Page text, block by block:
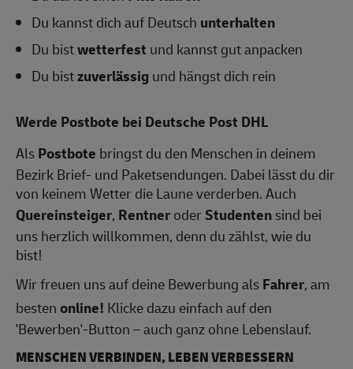
Du kannst dich auf Deutsch unterhalten
Du bistwetterfest und kannst gut anpacken
Du bistzuverlässigund hängst dich rein
Werde Postbote bei Deutsche Post DHL
AlsPostbote bringst du den Menschen in deinem
Bezirk Brief- und Paketsendungen. Dabei lässt du dir
von keinem Wetter die Laune verderben. Auch
Quereinsteiger, RentneroderStudentensind bei
uns herzlich willkommen, denn du zählst, wie du
bist!
Wir freuen uns auf deine Bewerbung alsFahrer, am
bestenonline! Klicke dazu einfach auf den
'Bewerben'-Button – auch ganz ohne Lebenslauf.
MENSCHEN VERBINDEN, LEBEN VERBESSERN